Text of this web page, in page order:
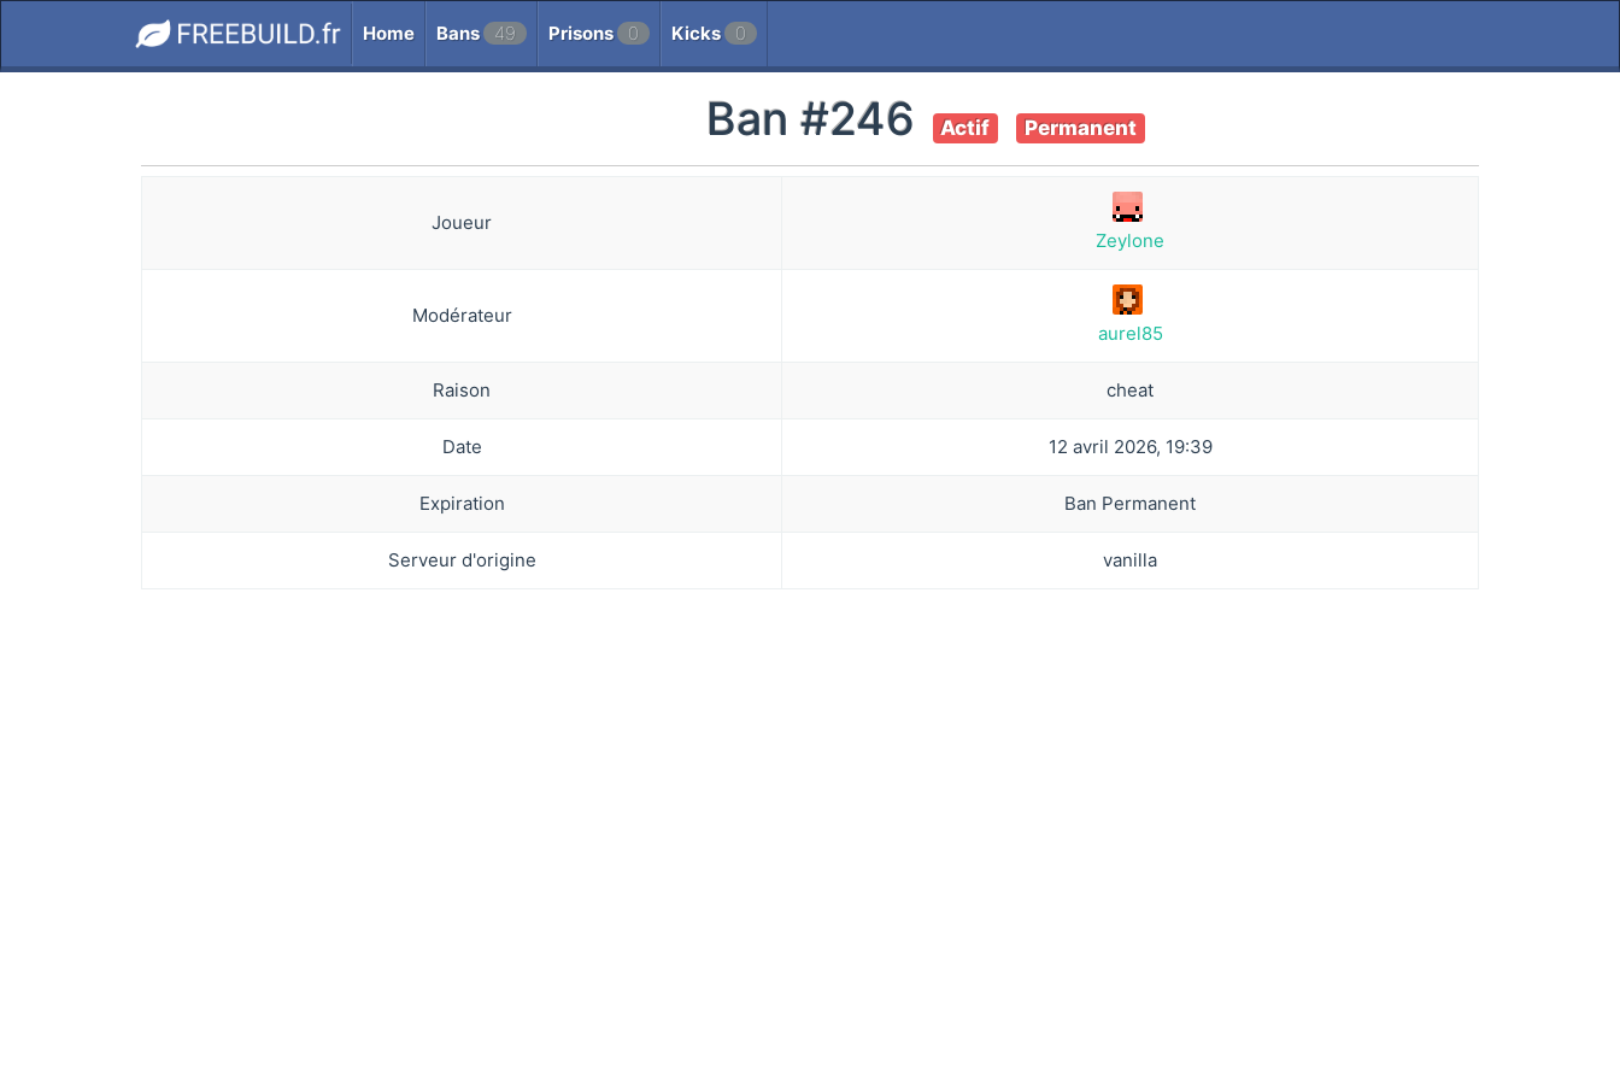
Home Bans 49 Prisons 0 Kicks 0
Ban #246 Actif Permanent
Joueur
Zeylone
Modérateur
aurel85
Raison cheat
Date 12 avril 2026, 19:39
Expiration Ban Permanent
Serveur d'origine vanilla